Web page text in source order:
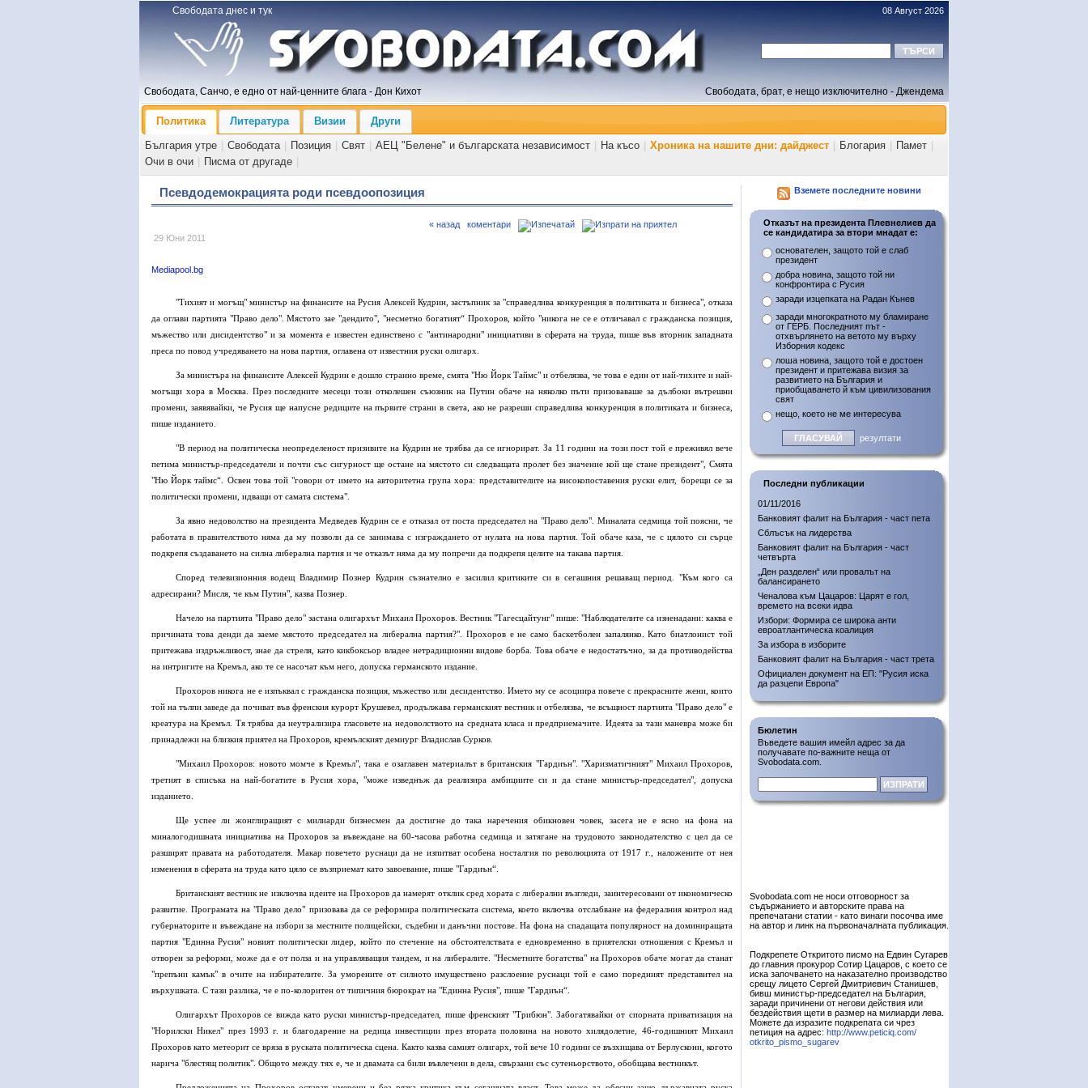
Свободата днес и тук 08 Август 2026
Свободата, Санчо, е едно от най-ценните блага - Дон Кихот Свободата, брат, е нещо изключително - Джендема
Политика Литература Визии
Други
България утре
Свободата Позиция Свят АЕЦ "Белене" и българската независимост На късо Хроника на нашите дни: дайджест Блогария Памет
Очи в очи
Писма от другаде
Псевдодемокрацията роди псевдоопозиция
29 Юни 2011
« назад коментари
Mediapool.bg
"Тихият и могъщ" министър на финансите на Русия Алексей Кудрин, застъпник за "справедлива конкуренция в политиката и бизнеса", отказа
да оглави партията "Право дело". Мястото зае "дендито", "несметно богатият“ Прохоров, който "никога не се е отличавал с гражданска позиция,
мъжество или дисидентство" и за момента е известен единствено с "антинародни" инициативи в сферата на труда, пише във вторник западната
преса по повод учредяването на нова партия, оглавена от известния руски олигарх.
За министъра на финансите Алексей Кудрин е дошло странно време, смята "Ню Йорк Таймс" и отбелязва, че това е един от най-тихите и най-
могъщи хора в Москва. През последните месеци този отколешен съюзник на Путин обаче на няколко пъти призоваваше за дълбоки вътрешни
промени, заявявайки, че Русия ще напусне редиците на първите страни в света, ако не разреши справедлива конкуренция в политиката и бизнеса,
пише изданието.
"В период на политическа неопределеност призивите на Кудрин не трябва да се игнорират. За 11 години на този пост той е преживял вече
петима министър-председатели и почти със сигурност ще остане на мястото си следващата пролет без значение кой ще стане президент", Смята
"Ню Йорк таймс“. Освен това той "говори от името на авторитетна група хора: представителите на високопоставения руски елит, борещи се за
политически промени, идващи от самата система".
За явно недоволство на президента Медведев Кудрин се е отказал от поста председател на "Право дело". Миналата седмица той поясни, че
работата в правителството няма да му позволи да се занимава с изграждането от нулата на нова партия. Той обаче каза, че с цялото си сърце
подкрепя създаването на силна либерална партия и че отказът няма да му попречи да подкрепя целите на такава партия.
Според телевизионния водещ Владимир Познер Кудрин съзнателно е засилил критиките си в сегашния решаващ период. "Към кого са
адресирани? Мисля, че към Путин", казва Познер.
Начело на партията "Право дело" застана олигархът Михаил Прохоров. Вестник "Тагесцайтунг" пише: "Наблюдателите са изненадани: каква е
причината това денди да заеме мястото председател на либерална партия?". Прохоров е не само баскетболен запалянко. Като биатлонист той
притежава издръжливост, знае да стреля, като кикбоксьор владее нетрадиционни видове борба. Това обаче е недостатъчно, за да противодейства
на интригите на Кремъл, ако те се насочат към него, допуска германското издание.
Прохоров никога не е изпъквал с гражданска позиция, мъжество или десидентство. Името му се асоциира повече с прекрасните жени, които
той на тълпи заведе да почиват във френския курорт Крушевел, продължава германският вестник и отбелязва, че всъщност партията "Право дело" е
креатура на Кремъл. Тя трябва да неутрализира гласовете на недоволството на средната класа и предприемачите. Идеята за тази маневра може би
принадлежи на близкия приятел на Прохоров, кремълският демиург Владислав Сурков.
"Михаил Прохоров: новото момче в Кремъл", така е озаглавен материалът в британския "Гардиън". "Харизматичният" Михаил Прохоров,
третият в списъка на най-богатите в Русия хора, "може изведнъж да реализира амбициите си и да стане министър-председател", допуска
изданието.
Ще успее ли жонглиращият с милиарди бизнесмен да достигне до така наречения обикновен човек, засега не е ясно на фона на
миналогодишната инициатива на Прохоров за въвеждане на 60-часова работна седмица и затягане на трудовото законодателство с цел да се
разширят правата на работодателя. Макар повечето руснаци да не изпитват особена носталгия по революцията от 1917 г., наложените от нея
изменения в сферата на труда като цяло се възприемат като завоевание, пише "Гардиън“.
Британският вестник не изключва идеите на Прохоров да намерят отклик сред хората с либерални възгледи, заинтересовани от икономическо
развитие. Програмата на "Право дело" призовава да се реформира политическата система, което включва отслабване на федералния контрол над
губернаторите и въвеждане на избори за местните полицейски, съдебни и данъчни постове. На фона на спадащата популярност на доминиращата
партия "Единна Русия" новият политически лидер, който по стечение на обстоятелствата е едновременно в приятелски отношения с Кремъл и
отворен за реформи, може да е от полза и на управляващия тандем, и на либералите. "Несметните богатства" на Прохоров обаче могат да станат
"препъни камък" в очите на избирателите. За уморените от силното имуществено разслоение руснаци той е само поредният представител на
върхушката. С тази разлика, че е по-колоритен от типичния бюрократ на "Единна Русия", пише "Гардиън“.
Олигархът Прохоров се вижда като руски министър-председател, пише френският "Трибюн". Забогатявайки от спорната приватизация на
"Норилски Никел" през 1993 г. и благодарение на редица инвестиции през втората половина на новото хилядолетие, 46-годишният Михаил
Прохоров като метеорит се вряза в руската политическа сцена. Както казва самият олигарх, той вече 10 години се възхищава от Берлускони, когото
нарича "блестящ политик". Общото между тях е, че и двамата са били въвлечени в дела, свързани със сутеньорството, обобщава вестникът.
Вземете последните новини
Отказът на президента Плевнелиев да
се кандидатира за втори мнадат е:
основателен, защото той е слаб
президент
добра новина, защото той ни
конфронтира с Русия
заради изцепката на Радан Кънев
заради многократното му бламиране
от ГЕРБ. Последният път -
отхвърлянето на ветото му върху
Изборния кодекс
лоша новина, защото той е достоен
президент и притежава визия за
развитието на България и
приобщаването й към цивилизования
свят
нещо, което не ме интересува
резултати
Последни публикации
01/11/2016
Банковият фалит на България - част пета
Сблъсък на лидерства
Банковият фалит на България - част
четвърта
„Ден разделен“ или провалът на
балансирането
Ченалова към Цацаров: Царят е гол,
времето на всеки идва
Избори: Формира се широка анти
евроатлантическа коалиция
За избора в изборите
Банковият фалит на България - част трета
Официален документ на ЕП: "Русия иска
да разцепи Европа"
Бюлетин
Въведете вашия имейл адрес за да
получавате по-важните неща от
Svobodata.com.
Svobodata.com не носи отговорност за
съдържанието и авторските права на
препечатани статии - като винаги посочва име
на автор и линк на първоначалната публикация.
Подкрепете Откритото писмо на Едвин Сугарев
до главния прокурор Сотир Цацаров, с което се
иска започването на наказателно производство
срещу лицето Сергей Дмитриевич Станишев,
бивш министър-председател на България,
заради причинени от негови действия или
бездействия щети в размер на милиарди лева.
Можете да изразите подкрепата си чрез
петиция на адрес: http://www.peticiq.com/
otkrito_pismo_sugarev